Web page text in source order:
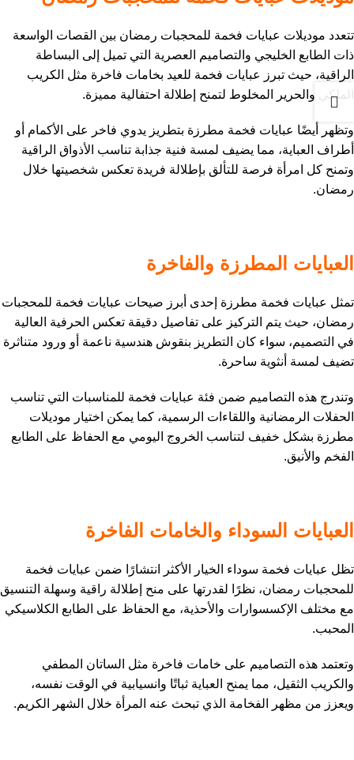
تتعدد موديلات عبايات فخمة للمحجبات رمضان بين القصات الواسعة
ذات الطابع الخليجي والتصاميم العصرية التي تميل إلى البساطة
الراقية، حيث تبرز عبايات فخمة للعيد بخامات فاخرة مثل الكريب
الملكي والحرير المخلوط لتمنح إطلالة احتفالية مميزة.
وتظهر أيضًا عبايات فخمة مطرزة بتطريز يدوي فاخر على الأكمام أو
أطراف العباية، مما يضيف لمسة فنية جذابة تناسب الأذواق الراقية
وتمنح كل امرأة فرصة للتألق بإطلالة فريدة تعكس شخصيتها خلال
رمضان.
العبايات المطرزة والفاخرة
تمثل عبايات فخمة مطرزة إحدى أبرز صيحات عبايات فخمة للمحجبات
رمضان، حيث يتم التركيز على تفاصيل دقيقة تعكس الحرفية العالية
في التصميم، سواء كان التطريز بنقوش هندسية ناعمة أو ورود متناثرة
تضيف لمسة أنثوية ساحرة.
وتندرج هذه التصاميم ضمن فئة عبايات فخمة للمناسبات التي تناسب
الحفلات الرمضانية واللقاءات الرسمية، كما يمكن اختيار موديلات
مطرزة بشكل خفيف لتناسب الخروج اليومي مع الحفاظ على الطابع
الفخم والأنيق.
العبايات السوداء والخامات الفاخرة
تظل عبايات فخمة سوداء الخيار الأكثر انتشارًا ضمن عبايات فخمة
للمحجبات رمضان، نظرًا لقدرتها على منح إطلالة راقية وسهلة التنسيق
مع مختلف الإكسسوارات والأحذية، مع الحفاظ على الطابع الكلاسيكي
المحبب.
وتعتمد هذه التصاميم على خامات فاخرة مثل الساتان المطفي
والكريب الثقيل، مما يمنح العباية ثباتًا وانسيابية في الوقت نفسه،
ويعزز من مظهر الفخامة الذي تبحث عنه المرأة خلال الشهر الكريم.